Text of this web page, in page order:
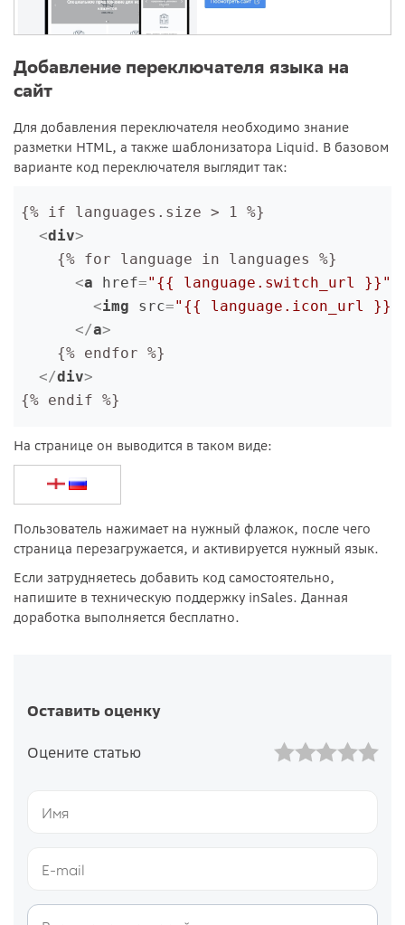
Добавление переключателя языка на
сайт
Для добавления переключателя необходимо знание
разметки HTML, а также шаблонизатора Liquid. В базовом
варианте код переключателя выглядит так:
{% if languages.size > 1 %}
<div>
{% for language in languages %}
<a href="{{ language.switch_url }}"
<img src="{{ language.icon_url }}"
</a>
{% endfor %}
</div>
{% endif %}
На странице он выводится в таком виде:
Пользователь нажимает на нужный флажок, после чего
страница перезагружается, и активируется нужный язык.
Если затрудняетесь добавить код самостоятельно,
напишите в техническую поддержку inSales. Данная
доработка выполняется бесплатно.
Оставить оценку
Оцените статью